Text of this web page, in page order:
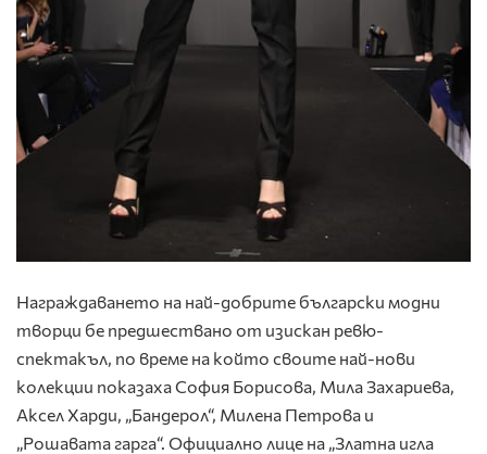
Награждаването на най-добрите български модни
творци бе предшествано от изискан ревю-
спектакъл, по време на който своите най-нови
колекции показаха София Борисова, Мила Захариева,
Аксел Харди, „Бандерол“, Милена Петрова и
„Рошавата гарга“. Официално лице на „Златна игла